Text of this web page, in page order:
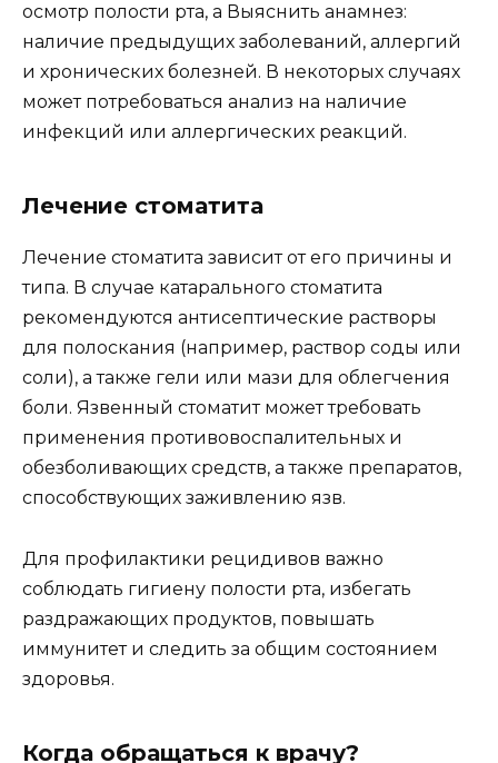
осмотр полости рта, а Выяснить анамнез:
наличие предыдущих заболеваний, аллергий
и хронических болезней. В некоторых случаях
может потребоваться анализ на наличие
инфекций или аллергических реакций.
Лечение стоматита
Лечение стоматита зависит от его причины и
типа. В случае катарального стоматита
рекомендуются антисептические растворы
для полоскания (например, раствор соды или
соли), а также гели или мази для облегчения
боли. Язвенный стоматит может требовать
применения противовоспалительных и
обезболивающих средств, а также препаратов,
способствующих заживлению язв.
Для профилактики рецидивов важно
соблюдать гигиену полости рта, избегать
раздражающих продуктов, повышать
иммунитет и следить за общим состоянием
здоровья.
Когда обращаться к врачу?